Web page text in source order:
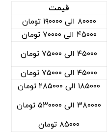
قیمت
۸۰۰۰۰ الی ۱۹۰۰۰۰ تومان
۴۵۰۰۰ الی ۷۰۰۰۰ تومان
۴۵۰۰۰ الی ۷۵۰۰۰ تومان
۴۵۰۰۰ الی ۷۵۰۰۰ تومان
۱۸۵۰۰۰ الی ۲۸۵۰۰۰ تومان
۳۸۰۰۰۰ الی ۵۳۰۰۰۰ تومان
۸۵۰۰۰ تومان